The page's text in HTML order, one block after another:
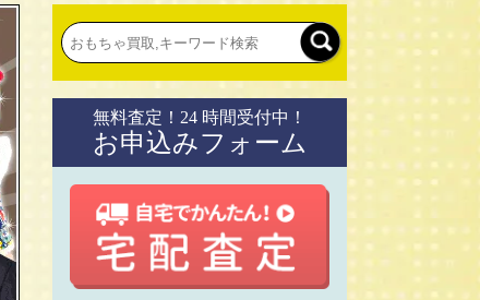
無料査定！24 時間受付中！
お申込みフォーム